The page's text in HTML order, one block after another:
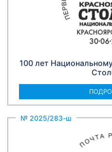
100 лет
№ 2025/283-ш